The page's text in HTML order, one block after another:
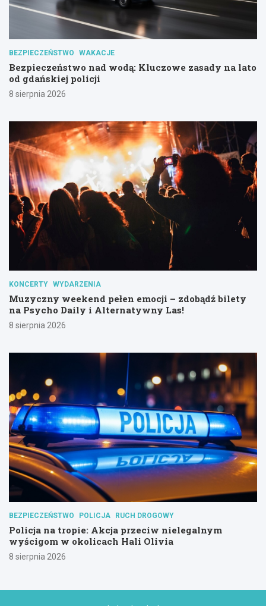
BEZPIECZEŃSTWO WAKACJE
Bezpieczeństwo nad wodą: Kluczowe zasady na lato
od gdańskiej policji
8 sierpnia 2026
KONCERTY WYDARZENIA
Muzyczny weekend pełen emocji – zdobądź bilety
na Psycho Daily i Alternatywny Las!
8 sierpnia 2026
BEZPIECZEŃSTWO POLICJA RUCH DROGOWY
Policja na tropie: Akcja przeciw nielegalnym
wyścigom w okolicach Hali Olivia
8 sierpnia 2026